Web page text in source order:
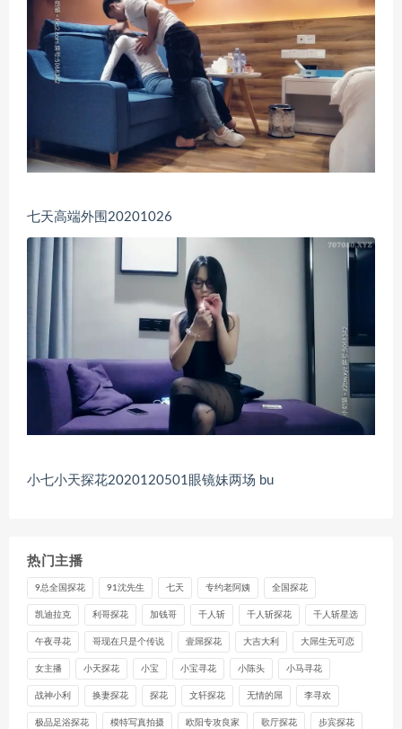
七天高端外围20201026
小七小天探花2020120501眼镜妹两场 bu
热门主播
9总全国探花 91沈先生 七天 专约老阿姨 全国探花
凯迪拉克 利哥探花 加钱哥 千人斩 千人斩探花 千人斩星选
午夜寻花 哥现在只是个传说 壹屌探花 大吉大利 大屌生无可恋
女主播 小天探花 小宝 小宝寻花 小陈头 小马寻花
战神小利 换妻探花 探花 文轩探花 无情的屌 李寻欢
极品足浴探花 模特写真拍摄 欧阳专攻良家 歌厅探花 步宾探花